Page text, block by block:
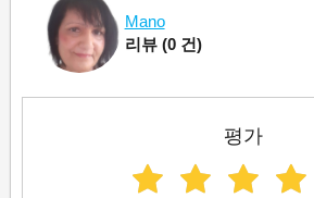
Mano
리뷰 (0 건)
평가